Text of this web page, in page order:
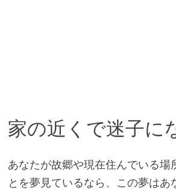
家の近くで迷子に
あなたが故郷や現在住んでいる場
とを夢見ているなら、この夢はあ